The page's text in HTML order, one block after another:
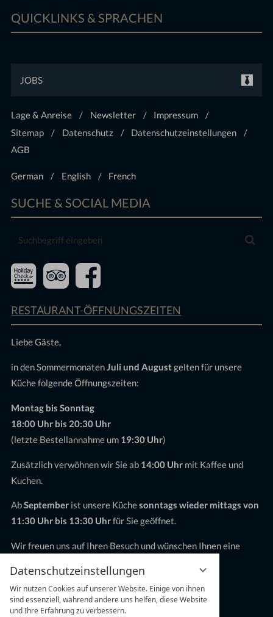
Datenschutzeinstellungen
Wir nutzen Cookies auf unserer Website. Einige von ihnen
sind essenziell, während andere uns helfen, diese Website
und Ihre Erfahrung zu verbessern.
QUICKLINKS & SPRACHEN
JOBS
Lage & Anreise Newsletter
Impressum
Sitemap
Datenschutz
Datenschutzeinstellungen
AGB
German English French
SUCHE & SOCIAL MEDIA
Suchbegriff
RESTAURANT-ÖFFNUNGSZEITEN
Liebe Gäste,
in den SommermonatenJuli und Augustgelten für unsere
Küche folgende Öffnungszeiten:
Montag bis Sonntag
18:00 Uhr bis 20:30 Uhr
(letzte Bestellannahme um 19:30 Uhr)
Zusätzlich verwöhnen wir Sie ab 14:00 Uhr mit Kaffee und
Kuchen.
AbSeptember ist unsere Küchesonntags wieder mittags von
11:30 Uhr bis 13:30 Uhrfür Sie geöffnet.
Wir freuen uns auf Ihren Besuch und wünschen Ihnen eine
Gruppen & Feiern ab 20 Personen
sind jederzeit nach vorheriger Anfrage möglich.